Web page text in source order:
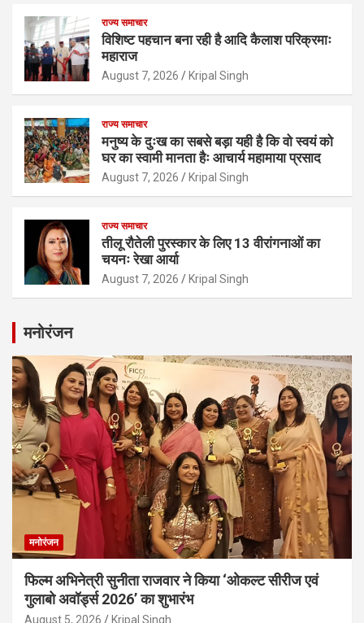
राज्य समाचार
विशिष्ट पहचान बना रही है आदि कैलाश परिक्रमाः
महाराज
August 7, 2026 Kripal Singh
राज्य समाचार
मनुष्य के दुःख का सबसे बड़ा यही है कि वो स्वयं को
घर का स्वामी मानता हैः आचार्य महामाया प्रसाद
August 7, 2026 Kripal Singh
राज्य समाचार
तीलू रौतेली पुरस्कार के लिए 13 वीरांगनाओं का
चयनः रेखा आर्या
August 7, 2026 Kripal Singh
मनोरंजन
मनोरंजन
फिल्म अभिनेत्री सुनीता राजवार ने किया ‘ओकल्ट सीरीज एवं
गुलाबो अवॉर्ड्स 2026’ का शुभारंभ
August 5, 2026 Kripal Singh